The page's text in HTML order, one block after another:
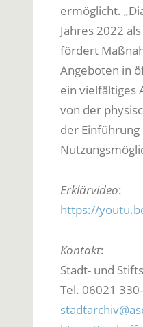
ermöglicht.
Jahres 2022
fördert
Angeboten in
ein vielfältiges
von der
der
Erklärvideo:
https://
Kontakt:
Stadt- und
Tel. 06021